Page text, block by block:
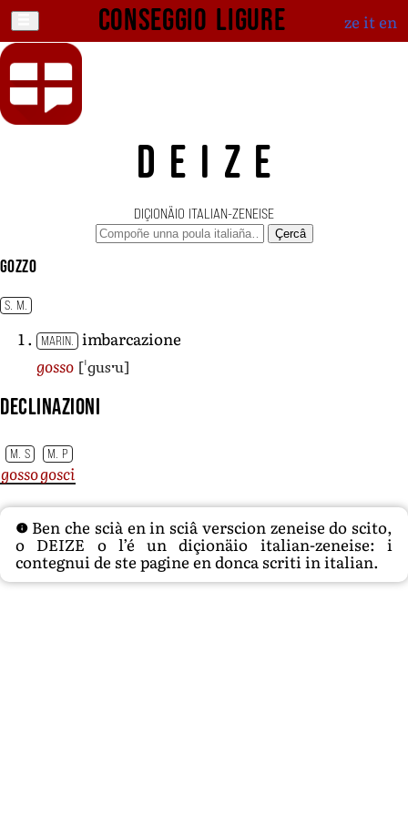
Conseggio ligure ze iten
DEIZE
DIÇIONÄIO ITALIAN-ZENEISE
Çercâ
gozzo
S. M.
MARIN.
imbarcazione
gosso [ˈɡusˑu]
Declinazioni
M. S M. P
gossogosci
Ben che scià en in sciâ verscion zeneise do scito,
o DEIZE o l’é un diçionäio italian-zeneise: i
contegnui de ste pagine en donca scriti in italian.